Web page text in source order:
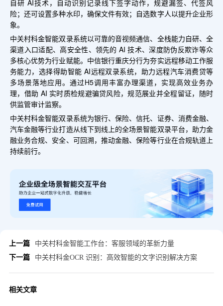
自研 AI技术，自动识别记录线下签字动作，规避漏签、代签风
险；还可设置多种水印，确保文件有效；自选数字人以提升企业形
象。
中关村科金智能双录系统以可靠的音视频通信、全栈能力自研、全
渠道入口适配、高安全性、领先的 AI 技术、深度防伪反欺诈等众
多核心优势为行业赋能。中信银行重庆分行为夯实远程移动工作服
务能力，选择得助智能 AI远程双录系统，助力远程汽车消费贷等
多场景落地应用。通过H5调用丰富办理渠道，实现高效业务办
理，借助 AI 实时质检规避骗贷风险，规范展业并全程留证，随时
供监管审计监察。
中关村科金智能双录系统为银行、保险、信托、证券、消费金融、
汽车金融等行业打造从线下到线上的全场景智能双录平台，助力金
融业务合规、安全、可回溯，推动金融、保险等行业在合规轨道上
持续前行。
上一篇
中关村科金智能工作台：客服领域的革新力量
下一篇
中关村科金OCR 识别：高效智能的文字识别解决方案
相关文章